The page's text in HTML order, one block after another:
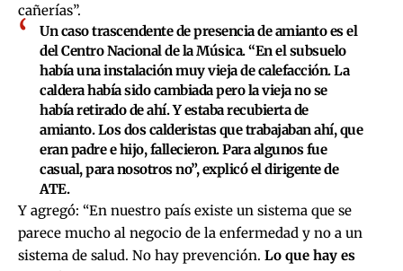
cañerías”.
Un caso trascendente de presencia de amianto es el
del Centro Nacional de la Música. “En el subsuelo
había una instalación muy vieja de calefacción. La
caldera había sido cambiada pero la vieja no se
había retirado de ahí. Y estaba recubierta de
amianto. Los dos calderistas que trabajaban ahí, que
eran padre e hijo, fallecieron. Para algunos fue
casual, para nosotros no”, explicó el dirigente de
ATE.
Y agregó: “En nuestro país existe un sistema que se
parece mucho al negocio de la enfermedad y no a un
sistema de salud. No hay prevención. Lo que hay es